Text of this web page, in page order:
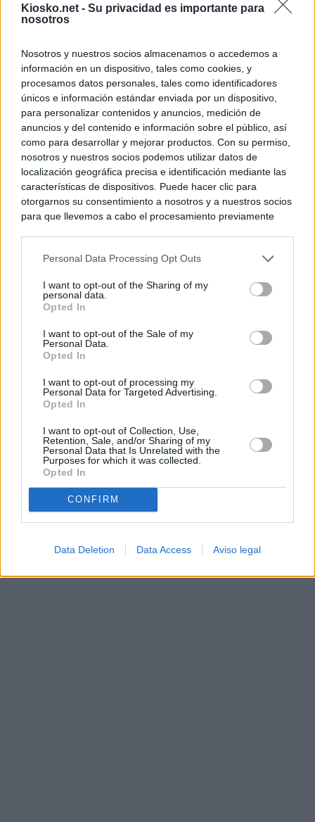
Kiosko.net - Su privacidad es importante para
nosotros
Nosotros y nuestros socios almacenamos o accedemos a
información en un dispositivo, tales como cookies, y
procesamos datos personales, tales como identificadores
únicos e información estándar enviada por un dispositivo,
para personalizar contenidos y anuncios, medición de
anuncios y del contenido e información sobre el público, así
como para desarrollar y mejorar productos. Con su permiso,
nosotros y nuestros socios podemos utilizar datos de
localización geográfica precisa e identificación mediante las
características de dispositivos. Puede hacer clic para
otorgarnos su consentimiento a nosotros y a nuestros socios
para que llevemos a cabo el procesamiento previamente
negar su consentimiento. Tenga en cuenta que algún
de su consentimiento, pero usted tiene el derecho de
rechazar tal procesamiento. Sus preferencias se aplicarán
cualquier momento entrando de nuevo en este sitio web o
visitando nuestra política de privacidad.
Personal Data Processing Opt Outs
I want to opt-out of the Sharing of my
personal data.
Opted In
I want to opt-out of the Sale of my
Personal Data.
Opted In
I want to opt-out of processing my
Personal Data for Targeted Advertising.
Opted In
I want to opt-out of Collection, Use,
Retention, Sale, and/or Sharing of my
Personal Data that Is Unrelated with the
Purposes for which it was collected.
Opted In
CONFIRM
Data Deletion Data Access Aviso legal